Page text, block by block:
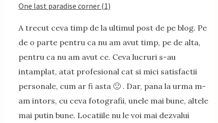
One last paradise corner (1)
A trecut ceva timp de la ultimul post de pe blog. Pe
de o parte pentru ca nu am avut timp, pe de alta,
pentru ca nu am avut ce. Ceva lucruri s-au
intamplat, atat profesional cat si mici satisfactii
personale, cum ar fi asta 🙂 . Dar, pana la urma m-
am intors, cu ceva fotografii, unele mai bune, altele
mai putin bune. Locatiile nu le voi mai dezvalui